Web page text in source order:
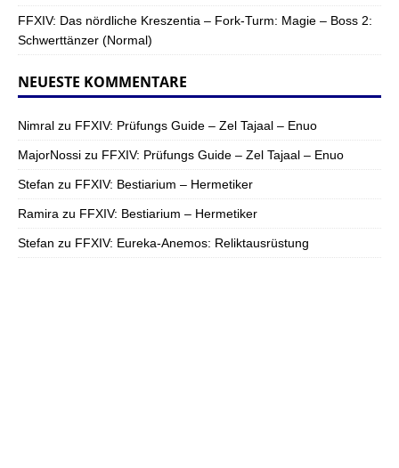
FFXIV: Das nördliche Kreszentia – Fork-Turm: Magie – Boss 2:
Schwerttänzer (Normal)
NEUESTE KOMMENTARE
Nimral zu FFXIV: Prüfungs Guide – Zel Tajaal – Enuo
MajorNossi zu FFXIV: Prüfungs Guide – Zel Tajaal – Enuo
Stefan zu FFXIV: Bestiarium – Hermetiker
Ramira zu FFXIV: Bestiarium – Hermetiker
Stefan zu FFXIV: Eureka-Anemos: Reliktausrüstung